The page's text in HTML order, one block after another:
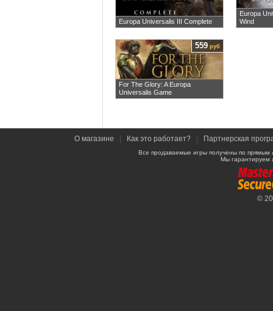
Europa Universalis III Complete
Europa
Wind
For The Glory: A Europa
Universalis Game
559 руб
О магазине Как это работает? Партнерская
Все продаваемые игры получены по
Мы гарантируем
©